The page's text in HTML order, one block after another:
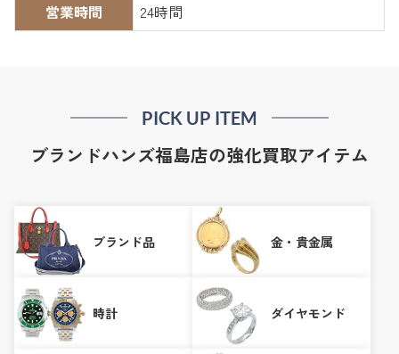
営業時間
24時間
PICK UP ITEM
ブランドハンズ福島店の強化買取アイテム
ブランド品 金・貴金属
時計 ダイヤモンド